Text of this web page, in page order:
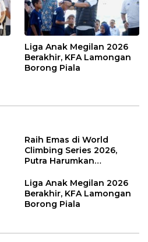
Liga Anak Megilan 2026
Berakhir, KFA Lamongan
Borong Piala
Raih Emas di World
Climbing Series 2026,
Putra Harumkan
Liga Anak Megilan 2026
Berakhir, KFA Lamongan
Borong Piala